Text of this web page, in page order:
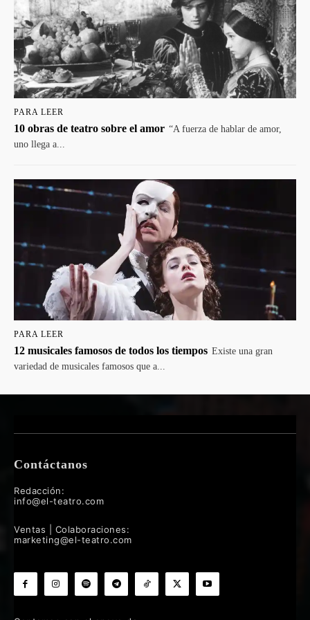
PARA LEER
10 obras de teatro sobre el amor “A fuerza de hablar de amor,
uno llega a...
PARA LEER
12 musicales famosos de todos los tiempos Existe una gran
variedad de musicales famosos que a...
Contáctanos
Redacción:
info@el-teatro.com
Ventas | Colaboraciones:
marketing@el-teatro.com